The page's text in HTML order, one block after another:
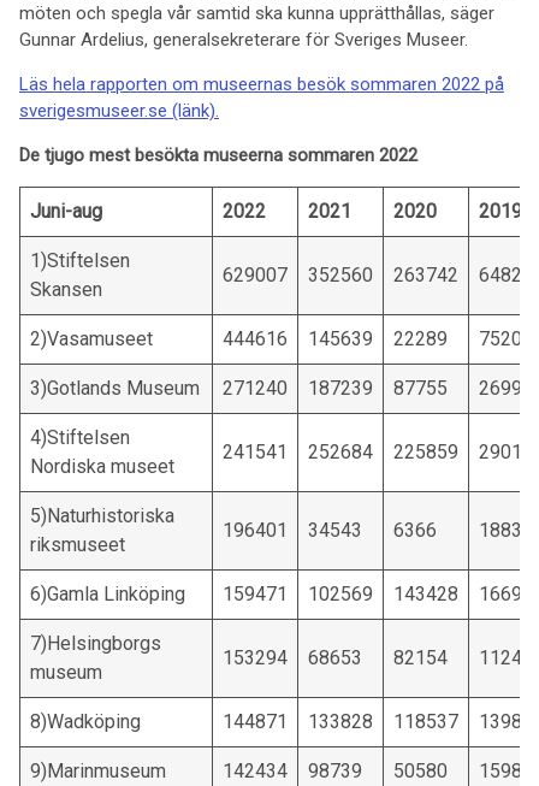
möten och spegla vår samtid ska kunna upprätthållas, säger
Gunnar Ardelius, generalsekreterare för Sveriges Museer.
Läs hela rapporten om museernas besök sommaren 2022 på
sverigesmuseer.se (länk).
De tjugo mest besökta museerna sommaren 2022
Juni-aug 2022 2021 2020 2019
1)Stiftelsen
Skansen
629007 352560 263742
2)Vasamuseet 444616 145639 22289
3)Gotlands Museum 271240 187239 87755
4)Stiftelsen
Nordiska museet
241541 252684 225859
5)Naturhistoriska
riksmuseet
196401 34543 6366
6)Gamla Linköping 159471 102569 143428
7)Helsingborgs
museum
153294 68653 82154
8)Wadköping 144871 133828 118537
9)Marinmuseum 142434 98739 50580